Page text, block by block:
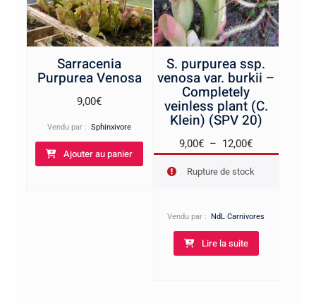
Sarracenia
Purpurea Venosa
9,00€
Vendu par :Sphinxivore
Ajouter au panier
S. purpurea ssp.
venosa var. burkii –
Completely
veinless plant (C.
Klein) (SPV 20)
9,00€ – 12,00€Plage
à
12,00€
Rupture de stock
Vendu par :NdL Carnivores
Lire la suite